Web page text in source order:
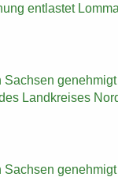
ent­las­tet
Sach­sen
Land­krei­ses
Sach­sen